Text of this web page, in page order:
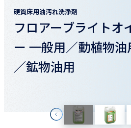
硬質床用油汚れ洗浄剤
フロアーブライトオ
ー 一般用／動植物
／鉱物油用